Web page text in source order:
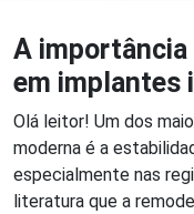
A
em implantes
Olá leitor! Um dos
moderna é a
especialmente nas
literatura que a